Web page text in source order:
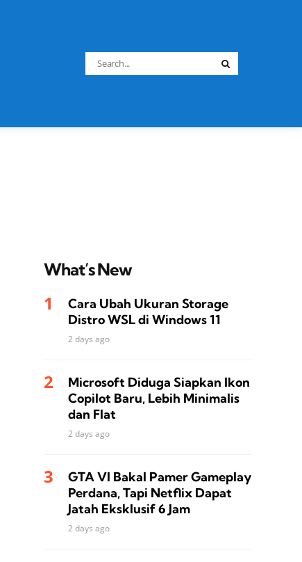
Search
for:
What’s New
Cara Ubah Ukuran Storage
Distro WSL di Windows 11
2 days ago
Microsoft Diduga Siapkan Ikon
Copilot Baru, Lebih Minimalis
dan Flat
2 days ago
GTA VI Bakal Pamer Gameplay
Perdana, Tapi Netflix Dapat
Jatah Eksklusif 6 Jam
2 days ago